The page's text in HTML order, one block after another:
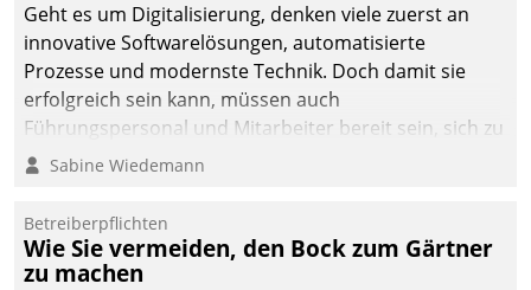
Geht es um Digitalisierung, denken viele zuerst an
innovative Softwarelösungen, automatisierte
Prozesse und modernste Technik. Doch damit sie
erfolgreich sein kann, müssen auch
Führungspersonal und Mitarbeiter bereit sein, sich zu
verändern und anzupassen, sonst werden sie an ihr
Sabine Wiedemann
Betreiberpflichten
Wie Sie vermeiden, den Bock zum Gärtner
zu machen